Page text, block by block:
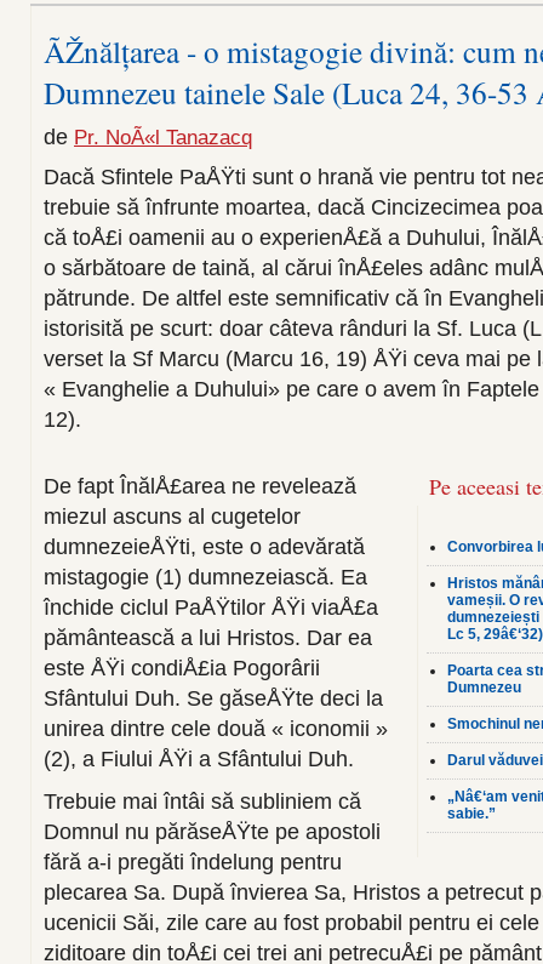
ÃŽnălțarea - o mistagogie divină: cum
Dumnezeu tainele Sale (Luca 24, 36-
de Pr. NoÃ«l Tanazacq
Dacă Sfintele PaÅŸti sunt o hrană vie pentru tot
trebuie să înfrunte moartea, dacă Cincizecimea
că toÅ£i oamenii au o experienÅ£ă a Duhului,
o sărbătoare de taină, al cărui înÅ£eles adânc
pătrunde. De altfel este semnificativ că în
istorisită pe scurt: doar câteva rânduri la Sf. Luca
verset la Sf Marcu (Marcu 16, 19) ÅŸi ceva mai pe
« Evanghelie a Duhului» pe care o avem în
12).
Pe aceeasi
Convorbirea
Hristos
vameșii. O
dumnezeiești
Lc 5, 29â€‘32)
Poarta cea
Dumnezeu
Smochinul
Darul
„Nâ€‘am
sabie.”
De fapt ÎnălÅ£area ne revelează
miezul ascuns al cugetelor
dumnezeieÅŸti, este o adevărată
mistagogie (1) dumnezeiască. Ea
închide ciclul PaÅŸtilor ÅŸi viaÅ£a
pământească a lui Hristos. Dar ea
este ÅŸi condiÅ£ia Pogorârii
Sfântului Duh. Se găseÅŸte deci la
unirea dintre cele două « iconomii »
(2), a Fiului ÅŸi a Sfântului Duh.
Trebuie mai întâi să subliniem că
Domnul nu părăseÅŸte pe apostoli
fără a-i pregăti îndelung pentru
plecarea Sa. După învierea Sa, Hristos a petrecut
ucenicii Săi, zile care au fost probabil pentru ei
ziditoare din toÅ£i cei trei ani petrecuÅ£i pe